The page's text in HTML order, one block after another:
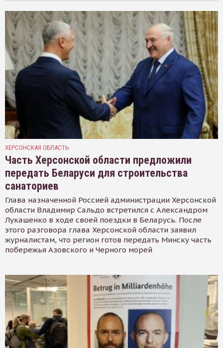
ХЕРСОНСКАЯ ОБЛАСТЬ
Часть Херсонской области предложили
передать Беларуси для строительства
санаториев
Глава назначенной Россией администрации Херсонской
области Владимир Сальдо встретился с Александром
Лукашенко в ходе своей поездки в Беларусь. После
этого разговора глава Херсонской области заявил
журналистам, что регион готов передать Минску часть
побережья Азовского и Черного морей